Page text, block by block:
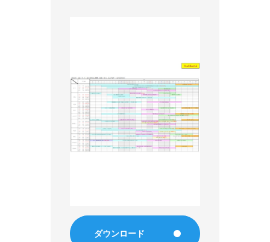
ダウンロード